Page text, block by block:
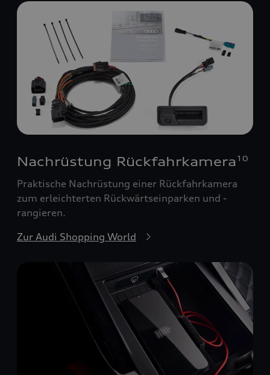
Nachrüstung Rückfahrkamera 10
Praktische Nachrüstung einer Rückfahrkamera
zum erleichterten Rückwärtseinparken und -
rangieren.
Zur Audi Shopping World